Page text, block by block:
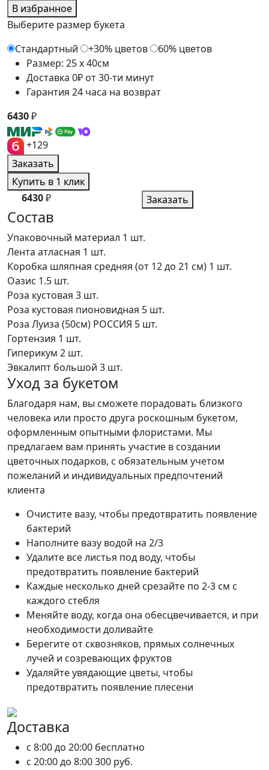
В избранное
Выберите размер букета
Стандартный
+30% цветов
60% цветов
Размер: 25 x 40см
Доставка 0₽ от 30-ти минут
Гарантия 24 часа на возврат
6430₽
+129
Заказать
Купить в 1 клик
6430₽ Заказать
Состав
Упаковочный материал 1 шт.
Лента атласная 1 шт.
Коробка шляпная средняя (от 12 до 21 см) 1 шт.
Оазис 1.5 шт.
Роза кустовая 3 шт.
Роза кустовая пионовидная 5 шт.
Роза Луиза (50см) РОССИЯ 5 шт.
Гортензия 1 шт.
Гиперикум 2 шт.
Эвкалипт большой 3 шт.
Уход за букетом
Благодаря нам, вы сможете порадовать близкого
человека или просто друга роскошным букетом,
оформленным опытными флористами. Мы
предлагаем вам принять участие в создании
цветочных подарков, с обязательным учетом
пожеланий и индивидуальных предпочтений
клиента
Очистите вазу, чтобы предотвратить появление
бактерий
Наполните вазу водой на 2/3
Удалите все листья под воду, чтобы
предотвратить появление бактерий
Каждые несколько дней срезайте по 2-3 см с
каждого стебля
Меняйте воду, когда она обесцвечивается, и при
необходимости доливайте
Берегите от сквозняков, прямых солнечных
лучей и созревающих фруктов
Удаляйте увядающие цветы, чтобы
предотвратить появление плесени
Доставка
c 8:00 до 20:00 бесплатно
c 20:00 до 8:00300 руб.